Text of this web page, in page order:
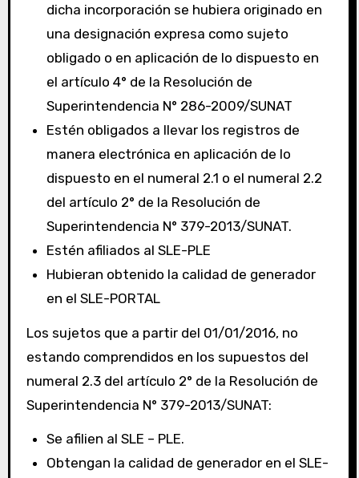
dicha incorporación se hubiera originado en
una designación expresa como sujeto
obligado o en aplicación de lo dispuesto en
el artículo 4° de la Resolución de
Superintendencia N° 286-2009/SUNAT
Estén obligados a llevar los registros de
manera electrónica en aplicación de lo
dispuesto en el numeral 2.1 o el numeral 2.2
del artículo 2° de la Resolución de
Superintendencia N° 379-2013/SUNAT.
Estén afiliados al SLE-PLE
Hubieran obtenido la calidad de generador
en el SLE-PORTAL
Los sujetos que a partir del 01/01/2016, no
estando comprendidos en los supuestos del
numeral 2.3 del artículo 2° de la Resolución de
Superintendencia N° 379-2013/SUNAT:
Se afilien al SLE – PLE.
Obtengan la calidad de generador en el SLE-